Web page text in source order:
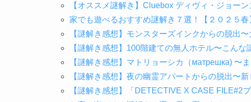
【オススメ謎解き】Cluebox ディヴィ・ジョー
家でも遊べるおすすめ謎解き７選！【２０２５春
【謎解き感想】モンスターズインクからの脱出
【謎解き感想】100階建ての無人ホテル〜こんな
【謎解き感想】マトリョーシカ（матрешка) 〜
【謎解き感想】夜の幽霊アパートからの脱出〜
【謎解き感想】「DETECTIVE X CASE FILE#2